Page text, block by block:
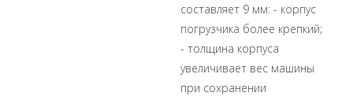
составляет 9 мм: - корпус
погрузчика более крепкий;
- толщина корпуса
увеличивает вес машины
при сохранении